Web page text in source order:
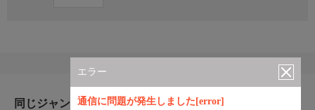
エラー
通信に問題が発生しました[error]
同じジャンルのおすすめ番組